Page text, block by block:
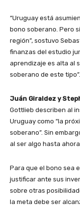
“Uruguay está
bono soberano. Pero
región”, sostuvo
finanzas del estudio
aprendizaje es alta al
soberano de este tipo”.
Juán Giraldez y
Gottlieb describen al
Uruguay como “la
soberano”. Sin
al ser algo hasta
Para que el bono sea
justificar ante sus
sobre otras
la meta debe ser